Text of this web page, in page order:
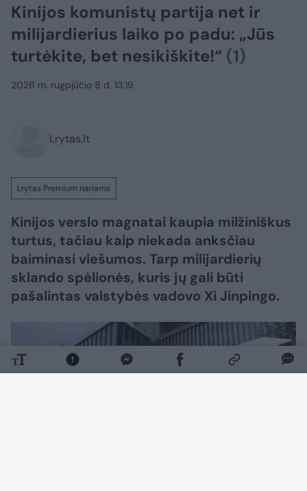
Kinijos komunistų partija net ir
milijardierius laiko po padu: „Jūs
turtėkite, bet nesikiškite!“ (1)
2026 m. rugpjūčio 8 d. 13:19
Lrytas.lt
Lrytas Premium nariams
Kinijos verslo magnatai kaupia milžiniškus
turtus, tačiau kaip niekada anksčiau
baiminasi viešumos. Tarp milijardierių
sklando spėlionės, kuris jų gali būti
pašalintas valstybės vadovo Xi Jinpingo.